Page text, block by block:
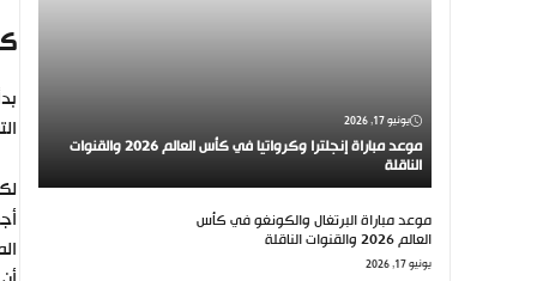
يونيو 17, 2026
موعد مباراة إنجلترا وكرواتيا في كأس العالم 2026 والقنوات
الناقلة
موعد مباراة البرتغال والكونغو في كأس
العالم 2026 والقنوات الناقلة
يونيو 17, 2026